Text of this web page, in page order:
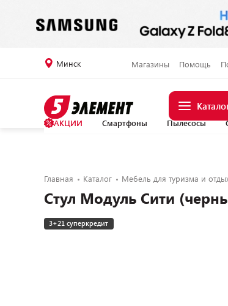
Минск Магазины Помощь
АКЦИИ Смартфоны Пылесосы
Главная Каталог Мебель для туризма и
Стул Модуль Сити
3+21 суперкредит